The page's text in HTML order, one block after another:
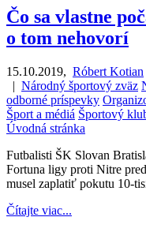
Čo sa vlastne
o tom nehovorí
15.10.2019, Róbert Kotian
| Národný športový zväz
odborné príspevky
Šport a médiá Športový
Úvodná stránka
Futbalisti ŠK Slovan
Fortuna ligy proti Nitre
musel zaplatiť pokutu 10-
Čítajte viac...